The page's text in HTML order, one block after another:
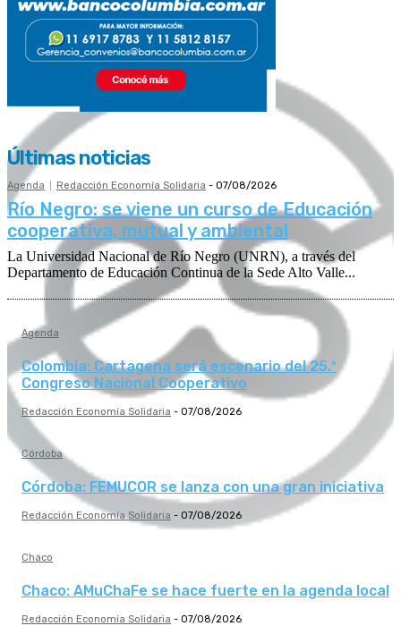
Últimas noticias
Agenda Redacción Economía Solidaria - 07/08/2026
Río Negro: se viene un curso de Educación
cooperativa, mutual y ambiental
La Universidad Nacional de Río Negro (UNRN), a través del
Departamento de Educación Continua de la Sede Alto Valle...
Agenda
Colombia: Cartagena será escenario del 25.º
Congreso Nacional Cooperativo
Redacción Economía Solidaria - 07/08/2026
Córdoba
Córdoba: FEMUCOR se lanza con una gran iniciativa
Redacción Economía Solidaria - 07/08/2026
Chaco
Chaco: AMuChaFe se hace fuerte en la agenda local
Redacción Economía Solidaria - 07/08/2026